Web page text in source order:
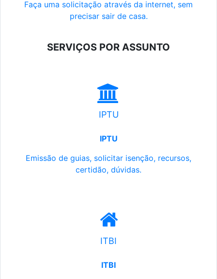
Faça uma solicitação através da internet, sem
precisar sair de casa.
SERVIÇOS POR ASSUNTO
IPTU
IPTU
Emissão de guias, solicitar isenção, recursos,
certidão, dúvidas.
ITBI
ITBI